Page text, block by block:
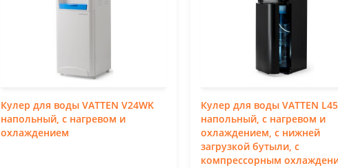
Кулер для воды VATTEN V24WK
напольный, с нагревом и
охлаждением
Кулер для воды VATTEN
напольный, с нагревом и
охлаждением, с нижней
загрузкой бутыли, с
компрессорным